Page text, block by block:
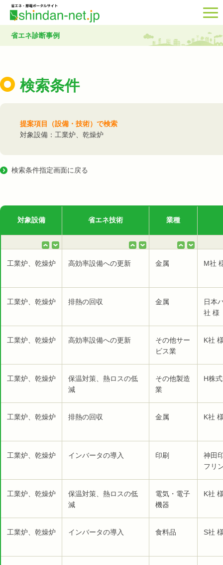
省エネ診断事例
検索条件
提案項目（設備・技術）で検索
対象設備：工業炉、乾燥炉
検索条件指定画面に戻る
対象設備 省エネ技術 業種
工業炉、乾燥炉 高効率設備への更新 金属 M社
工業炉、乾燥炉 排熱の回収 金属
日本
社 様
工業炉、乾燥炉 高効率設備への更新
その他サー
ビス業
K社
工業炉、乾燥炉
保温対策、熱ロスの低
減
その他製造
業
H株
工業炉、乾燥炉 排熱の回収 金属 K社
工業炉、乾燥炉 インバータの導入 印刷
神田
フリ
工業炉、乾燥炉
保温対策、熱ロスの低
減
電気・電子
機器
K社
工業炉、乾燥炉 インバータの導入 食料品 S社